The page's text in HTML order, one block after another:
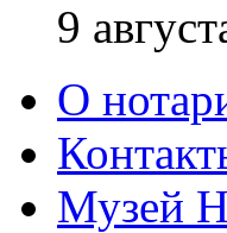
9
О
Музей